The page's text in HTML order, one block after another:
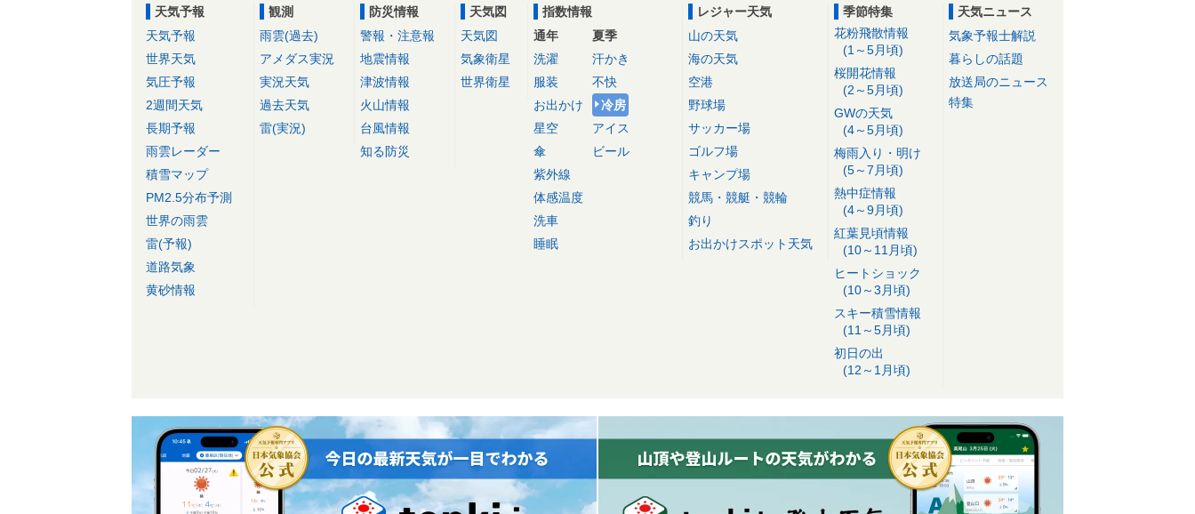
天気予報
天気予報
世界天気
気圧予報
2週間天気
長期予報
雨雲レーダー
積雪マップ
PM2.5分布予測
世界の雨雲
雷(予報)
道路気象
黄砂情報
観測
雨雲(過去)
アメダス実況
実況天気
過去天気
雷(実況)
防災情報
警報・注意報
地震情報
津波情報
火山情報
台風情報
知る防災
天気図
天気図
気象衛星
世界衛星
指数情報
通年
洗濯
服装
お出かけ
星空
傘
紫外線
体感温度
洗車
睡眠
夏季
汗かき
不快
冷房
アイス
ビール
レジャー天気
山の天気
海の天気
空港
野球場
サッカー場
ゴルフ場
キャンプ場
競馬・競艇・競輪
釣り
お出かけスポット天気
季節特集
花粉飛散情報
(1～5月頃)
桜開花情報
(2～5月頃)
GWの天気
(4～5月頃)
梅雨入り・明け
(5～7月頃)
熱中症情報
(4～9月頃)
紅葉見頃情報
(10～11月頃)
ヒートショック
(10～3月頃)
スキー積雪情報
(11～5月頃)
初日の出
(12～1月頃)
天気ニュース
気象予報士解説
暮らしの話題
放送局のニュース
特集